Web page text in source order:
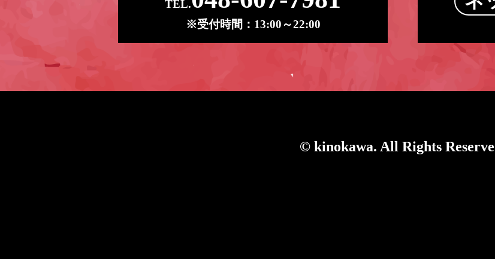
TEL.
※受付時間：13:00～22:00
© kinokawa. All Rights